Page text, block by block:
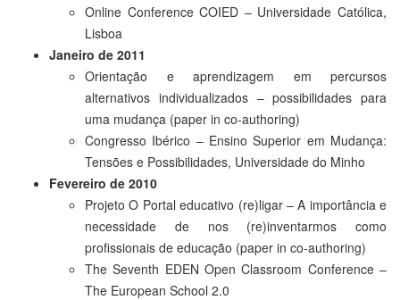
Online Conference COIED – Universidade Católica,
Lisboa
Janeiro de 2011
Orientação e aprendizagem em percursos
alternativos individualizados – possibilidades para
uma mudança (paper in co-authoring)
Congresso Ibérico – Ensino Superior em Mudança:
Tensões e Possibilidades, Universidade do Minho
Fevereiro de 2010
Projeto O Portal educativo (re)ligar – A importância e
necessidade de nos (re)inventarmos como
profissionais de educação (paper in co-authoring)
The Seventh EDEN Open Classroom Conference –
The European School 2.0